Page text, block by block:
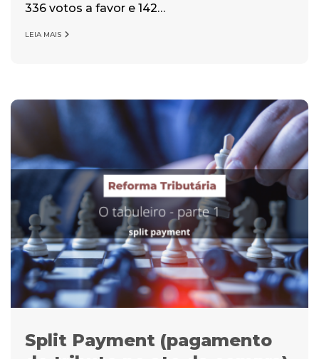
336 votos a favor e 142…
LEIA MAIS
Split Payment (pagamento